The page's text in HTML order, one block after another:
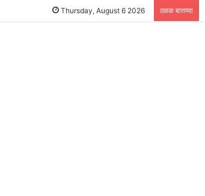
Thursday, August 6 2026 ठळक बातम्या